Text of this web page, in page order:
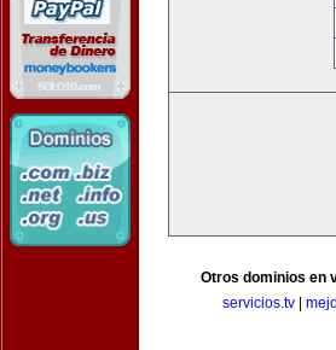
Otros dominios en
servicios.tv|